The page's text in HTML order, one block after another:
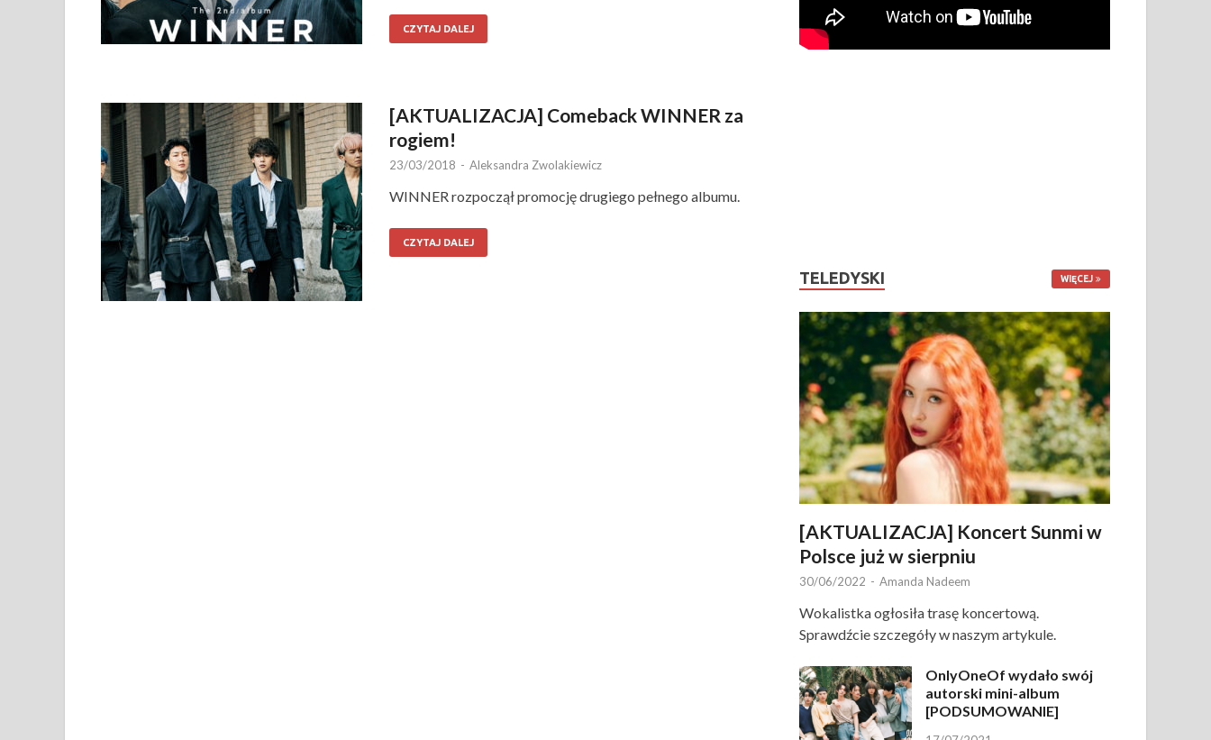
CZYTAJ DALEJ
[AKTUALIZACJA] Comeback WINNER za
rogiem!
23/03/2018 - Aleksandra Zwolakiewicz
WINNER rozpoczął promocję drugiego pełnego albumu.
CZYTAJ DALEJ
TELEDYSKI WIĘCEJ
[AKTUALIZACJA] Koncert Sunmi w
Polsce już w sierpniu
30/06/2022 - Amanda Nadeem
Wokalistka ogłosiła trasę koncertową.
Sprawdźcie szczegóły w naszym artykule.
OnlyOneOf wydało swój
autorski mini-album
[PODSUMOWANIE]